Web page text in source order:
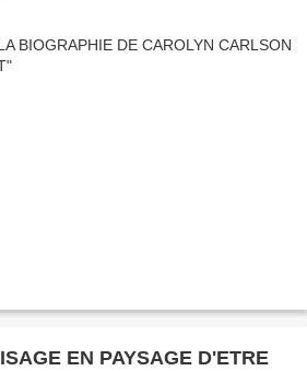
EN PAYSAGE D'ETRE